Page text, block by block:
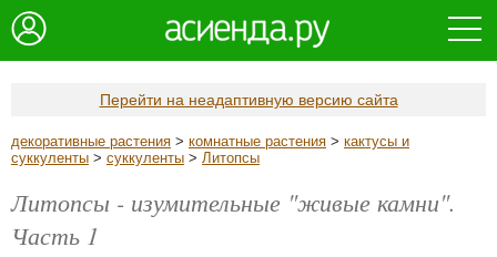
Перейти на неадаптивную версию сайта
декоративные растения > комнатные растения > кактусы и
суккуленты > суккуленты > Литопсы
Литопсы - изумительные "живые камни".
Часть 1